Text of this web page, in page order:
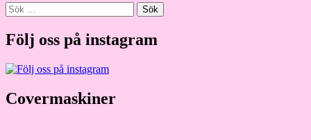
Sök
efter:
Följ oss på instagram
Covermaskiner